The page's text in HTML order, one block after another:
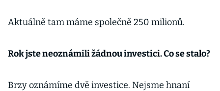
Aktuálně tam máme společně 250 milionů.
Rok jste neoznámili žádnou investici. Co se stalo?
Brzy oznámíme dvě investice. Nejsme hnaní